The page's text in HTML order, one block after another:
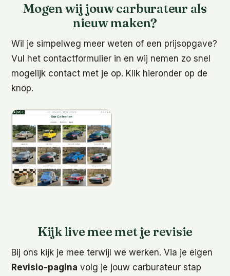
Mogen wij jouw carburateur als
nieuw maken?
Wil je simpelweg meer weten of een prijsopgave?
Vul het contactformulier in en wij nemen zo snel
mogelijk contact met je op. Klik hieronder op de
knop.
Kijk live mee met je revisie
Bij ons kijk je mee terwijl we werken. Via je eigen
Revisio-pagina volg je jouw carburateur stap